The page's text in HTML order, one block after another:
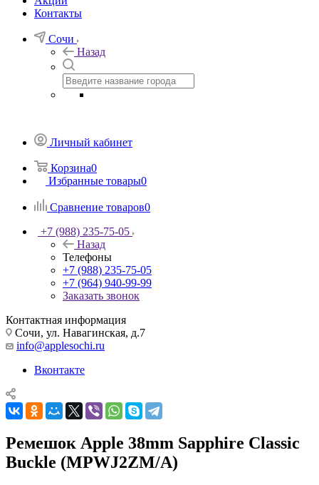
Контакты
Сочи
Назад
Личный кабинет
Корзина0
Избранные товары0
Сравнение товаров0
+7 (988) 235-75-05
Назад
Телефоны
+7 (988) 235-75-05
+7 (964) 940-99-99
Заказать звонок
Контактная информация
Сочи, ул. Навагинская, д.7
info@applesochi.ru
Вконтакте
Ремешок Apple 38mm Sapphire Classic
Buckle (MPWJ2ZM/A)